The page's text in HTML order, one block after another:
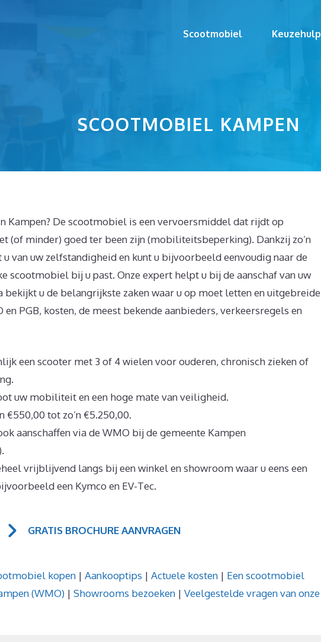
Scootmobiel Keuzehulp
SCOOTMOBIEL KAMPEN
Kampen? De scootmobiel is een vervoersmiddel dat rijdt op
(of minder) goed ter been zijn (mobiliteitsbeperking). Dankzij zo’n
van uw zelfstandigheid en kunt u bijvoorbeeld eenvoudig naar de
scootmobiel bij u past. Onze expert helpt u bij de aanschaf van uw
bekijkt u de belangrijkste zaken waar u op moet letten en uitgebreide
PGB, kosten, de meest bekende aanbieders, verkeersregels en
een scooter met 3 of 4 wielen voor ouderen, chronisch zieken of
uw mobiliteit en een hoge mate van veiligheid.
€550,00 tot zo’n €5.250,00.
aanschaffen via de WMO bij de gemeente Kampen
vrijblijvend langs bij een winkel en showroom waar u eens een
een Kymco en EV-Tec.
GRATIS BROCHURE AANVRAGEN
kopen | Aankooptips | Actuele kosten | Een scootmobiel
(WMO) | Showrooms bezoeken | Veelgestelde vragen van onze